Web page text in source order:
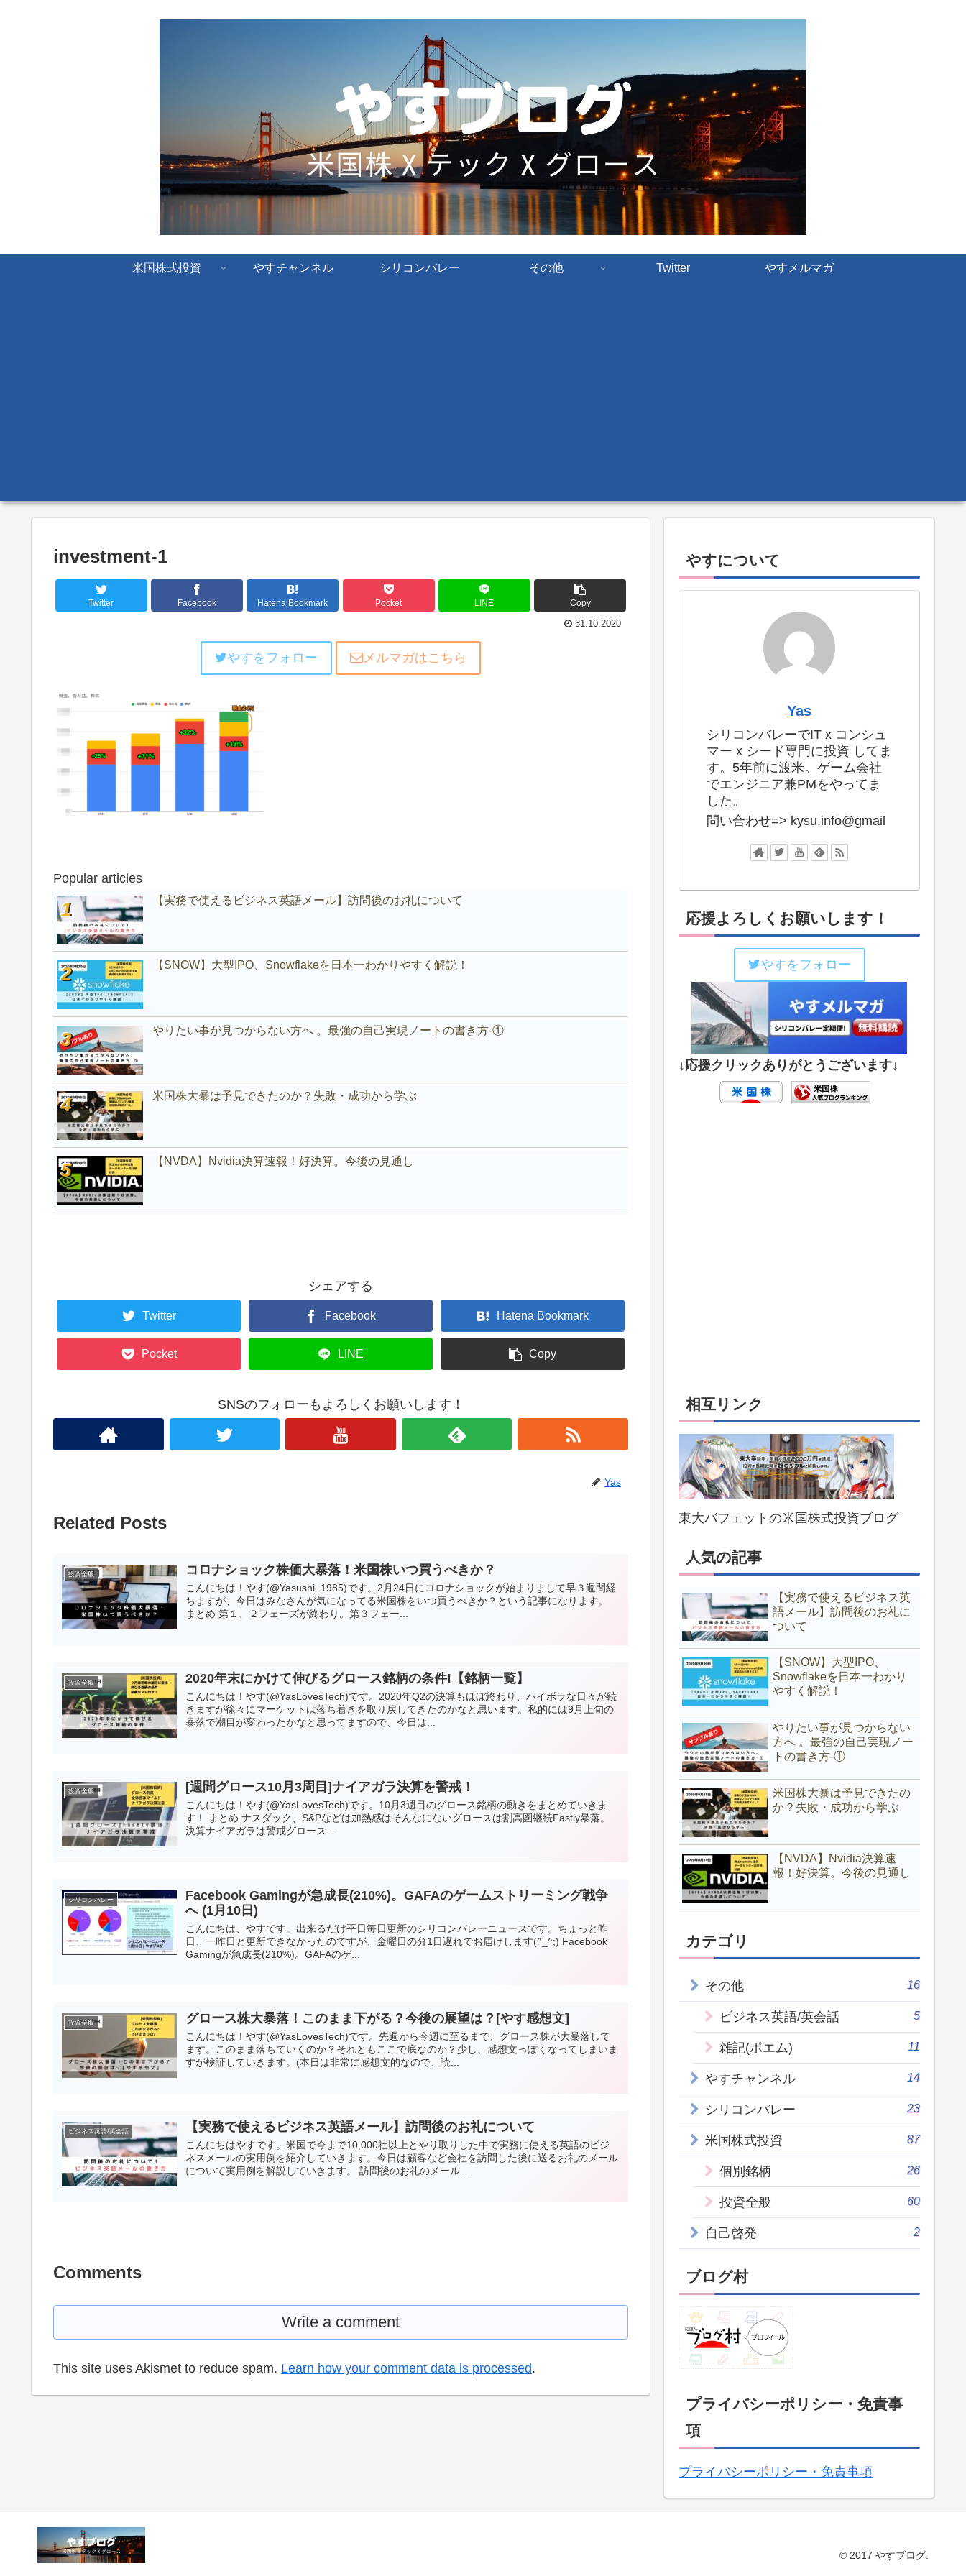
米国株式投資 やすチャンネル シリコンバレー その他 Twitter やすメルマガ
investment-1
Twitter Facebook Hatena Bookmark Pocket LINE Copy
31.10.2020
やすをフォロー メルマガはこちら
Popular articles
【実務で使えるビジネス英語メール】訪問後のお礼について
【SNOW】大型IPO、Snowflakeを日本一わかりやすく解説！
やりたい事が見つからない方へ 。最強の自己実現ノートの書き方-①
米国株大暴は予見できたのか？失敗・成功から学ぶ
【NVDA】Nvidia決算速報！好決算。今後の見通し
シェアする
Twitter Facebook Hatena Bookmark
Pocket LINE Copy
SNSのフォローもよろしくお願いします！
Yas
Related Posts
投資全般 コロナショック株価大暴落！米国株いつ買うべきか？
こんにちは！やす(@Yasushi_1985)です。2月24日にコロナショックが始まりまして早３週間経
ちますが、今日はみなさんが気になってる米国株をいつ買うべきか？という記事になります。
まとめ 第１、２フェーズが終わり。第３フェー...
投資全般 2020年末にかけて伸びるグロース銘柄の条件!【銘柄一覧】
こんにちは！やす(@YasLovesTech)です。2020年Q2の決算もほぼ終わり、ハイボラな日々が続
きますが徐々にマーケットは落ち着きを取り戻してきたのかなと思います。私的には9月上旬の
暴落で潮目が変わったかなと思ってますので、今日は...
投資全般 [週間グロース10月3周目]ナイアガラ決算を警戒！
こんにちは！やす(@YasLovesTech)です。10月3週目のグロース銘柄の動きをまとめていきま
す！ まとめ ナスダック、S&Pなどは加熱感はそんなにないグロースは割高圏継続Fastly暴落。
決算ナイアガラは警戒グロース...
シリコンバレー
Facebook Gamingが急成長(210%)。GAFAのゲームストリーミング戦争
へ (1月10日)
こんにちは、やすです。出来るだけ平日毎日更新のシリコンバレーニュースです。ちょっと昨
日、一昨日と更新できなかったのですが、金曜日の分1日遅れでお届けします(^_^;) Facebook
Gamingが急成長(210%)。GAFAのゲ...
投資全般 グロース株大暴落！このまま下がる？今後の展望は？[やす感想文]
こんにちは！やす(@YasLovesTech)です。先週から今週に至るまで、グロース株が大暴落して
ます。このまま落ちていくのか？それともここで底なのか？少し、感想文っぽくなってしまいま
すが検証していきます。(本日は非常に感想文的なので、読...
ビジネス英語/英会話 【実務で使えるビジネス英語メール】訪問後のお礼について
こんにちはやすです。米国で今まで10,000社以上とやり取りした中で実務に使える英語のビジ
ネスメールの実用例を紹介していきます。今日は顧客など会社を訪問した後に送るお礼のメール
について実用例を解説していきます。 訪問後のお礼のメール...
Comments
Write a comment
This site uses Akismet to reduce spam. Learn how your comment data is processed.
やすについて
Yas
シリコンバレーでIT x コンシュ
マー x シード専門に投資 してま
す。5年前に渡米。ゲーム会社
でエンジニア兼PMをやってま
した。
問い合わせ=> kysu.info@gmail
応援よろしくお願いします！
やすをフォロー
↓応援クリックありがとうございます↓
相互リンク
東大バフェットの米国株式投資ブログ
人気の記事
【実務で使えるビジネス英
語メール】訪問後のお礼に
ついて
【SNOW】大型IPO、
Snowflakeを日本一わかり
やすく解説！
やりたい事が見つからない
方へ 。最強の自己実現ノー
トの書き方-①
米国株大暴は予見できたの
か？失敗・成功から学ぶ
【NVDA】Nvidia決算速
報！好決算。今後の見通し
カテゴリ
その他 16
ビジネス英語/英会話 5
雑記(ポエム) 11
やすチャンネル 14
シリコンバレー 23
米国株式投資 87
個別銘柄 26
投資全般 60
自己啓発 2
ブログ村
プライバシーポリシー・免責事
項
プライバシーポリシー・免責事項
© 2017 やすブログ.